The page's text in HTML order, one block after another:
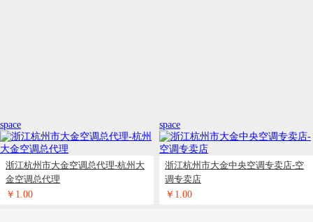
space
浙江杭州市大金空调总代理-杭州大
金空调总代理
￥1.00
space
浙江杭州市大金中央空调专卖店-空
调专卖店
￥1.00